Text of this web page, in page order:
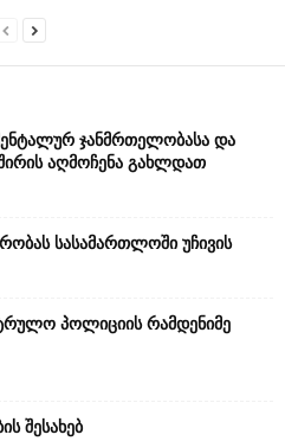
ჯანმრთელობასა და
აღმოჩენა გახლდათ
სასამართლოში უჩივის
პოლიციის რამდენიმე
შესახებ